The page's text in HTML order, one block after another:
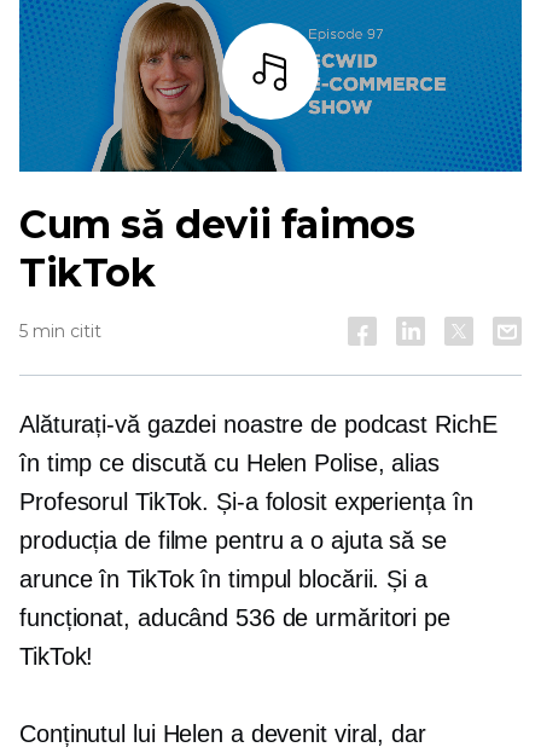
Asculta
Cum să devii faimos
TikTok
5 min citit
Alăturați-vă gazdei noastre de podcast RichE
în timp ce discută cu Helen Polise, alias
Profesorul TikTok. Și-a folosit experiența în
producția de filme pentru a o ajuta să se
arunce în TikTok în timpul blocării. Și a
funcționat, aducând 536 de urmăritori pe
TikTok!
Conținutul lui Helen a devenit viral, dar